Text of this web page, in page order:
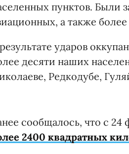
пунктов. Были
а также
ударов
десяти наших
Редкодубе,
сообщалось, что с
2400 квадратных